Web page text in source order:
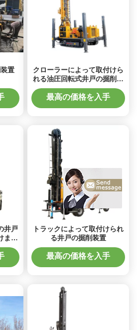
置
クローラーによって取付けら
れる油圧回転式井戸の掘削装
置
最高の価格を入手
井戸
まし
トラックによって取付けられ
る井戸の掘削装置
最高の価格を入手